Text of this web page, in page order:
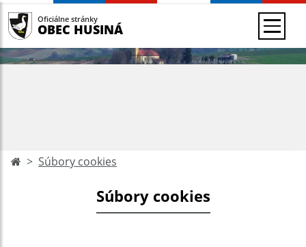
Oficiálne stránky
OBEC HUSINÁ
Súbory cookies
Súbory cookies